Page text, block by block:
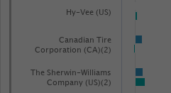
Canadian Tire
Corporation (CA)(2)
Hy-Vee (US)
The Sherwin-Williams
Company (US)(2)